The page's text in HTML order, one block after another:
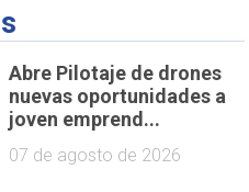
Abre Pilotaje de drones
nuevas oportunidades a
joven emprend...
07 de agosto de 2026